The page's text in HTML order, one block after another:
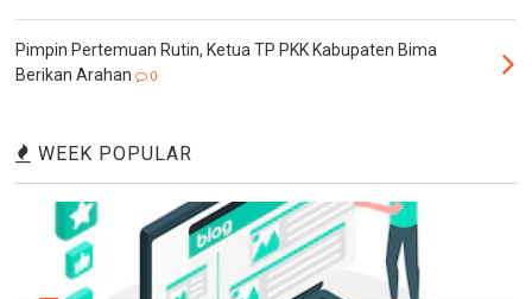
Pimpin Pertemuan Rutin, Ketua TP PKK Kabupaten Bima
Berikan Arahan
0
WEEK POPULAR